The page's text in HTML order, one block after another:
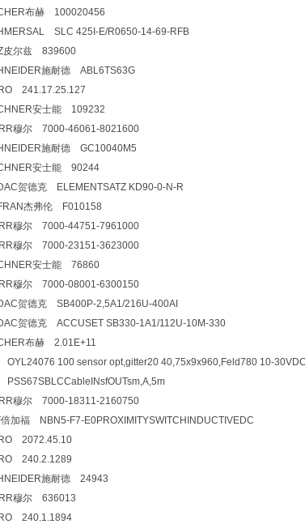
布赫 100020456
SLC 425I-E/R0650-14-69-RFB
皮尔兹 839600
施耐德 ABL6TS63G
241.17.25.127
安士能 109232
穆尔 7000-46061-8021600
施耐德 GC10040M5
安士能 90244
贺德克 ELEMENTSATZ KD90-0-N-R
杰弗伦 F010158
穆尔 7000-44751-7961000
穆尔 7000-23151-3623000
安士能 76860
穆尔 7000-08001-6300150
贺德克 SB400P-2,5A1/216U-400AI
贺德克 ACCUSET SB330-1A1/112U-10M-330
布赫 2.01E+11
100 sensor opt,gitter20 40,75x9x960,Feld780 10-
穆尔 7000-18311-2160750
加福 NBN5-F7-E0PROXIMITYSWITCHINDUCTIVEDC
2072.45.10
240.2.1289
施耐德 24943
穆尔 636013
240.1.1894